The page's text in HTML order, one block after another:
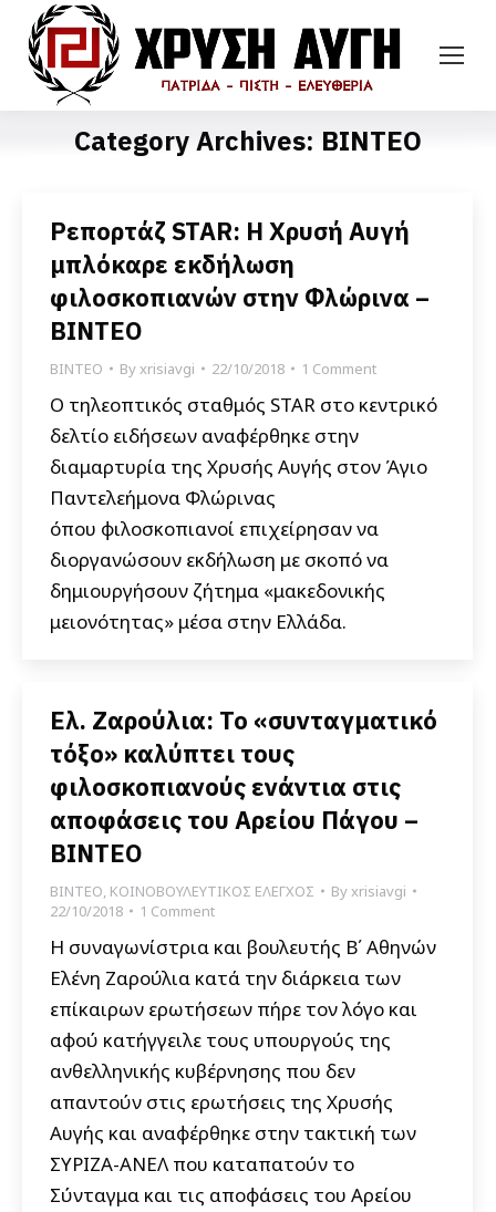
Category Archives: ΒΙΝΤΕΟ
Ρεπορτάζ STAR: Η Χρυσή Αυγή
μπλόκαρε εκδήλωση
φιλοσκοπιανών στην Φλώρινα –
ΒΙΝΤΕΟ
ΒΙΝΤΕΟ Byxrisiavgi 22/10/2018 1 Comment
Ο τηλεοπτικός σταθμός STAR στο κεντρικό
δελτίο ειδήσεων αναφέρθηκε στην
διαμαρτυρία της Χρυσής Αυγής στον Άγιο
Παντελεήμονα Φλώρινας
όπου φιλοσκοπιανοί επιχείρησαν να
διοργανώσουν εκδήλωση με σκοπό να
δημιουργήσουν ζήτημα «μακεδονικής
μειονότητας» μέσα στην Ελλάδα.
Ελ. Ζαρούλια: Το «συνταγματικό
τόξο» καλύπτει τους
φιλοσκοπιανούς ενάντια στις
αποφάσεις του Αρείου Πάγου –
ΒΙΝΤΕΟ
ΒΙΝΤΕΟ, ΚΟΙΝΟΒΟΥΛΕΥΤΙΚΟΣ ΕΛΕΓΧΟΣ Byxrisiavgi
22/10/2018
1 Comment
Η συναγωνίστρια και βουλευτής Β΄ Αθηνών
Ελένη Ζαρούλια κατά την διάρκεια των
επίκαιρων ερωτήσεων πήρε τον λόγο και
αφού κατήγγειλε τους υπουργούς της
ανθελληνικής κυβέρνησης που δεν
απαντούν στις ερωτήσεις της Χρυσής
Αυγής και αναφέρθηκε στην τακτική των
ΣΥΡΙΖΑ-ΑΝΕΛ που καταπατούν το
Σύνταγμα και τις αποφάσεις του Αρείου